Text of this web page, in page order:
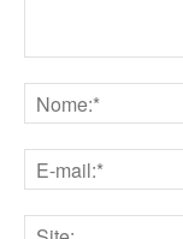
mail:*